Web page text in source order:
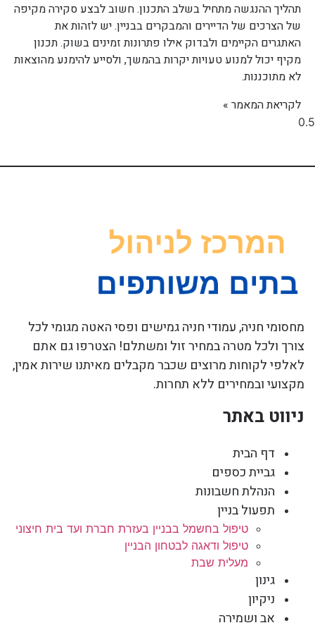
תהליך ההנגשה מתחיל בשלב התכנון. חשוב לבצע סקירה מקיפה
של הצרכים של הדיירים והמבקרים בבניין. יש לזהות את
האתגרים הקיימים ולבדוק אילו פתרונות זמינים בשוק. תכנון
מקיף יכול למנוע טעויות יקרות בהמשך, ולסייע להימנע מהוצאות
לא מתוכננות.
לקריאת המאמר »
מחסומי חניה, עמודי חניה גמישים ופסי האטה מגומי לכל
צורך ולכל מטרה במחיר זול ומשתלם! הצטרפו גם אתם
לאלפי לקוחות מרוצים שכבר מקבלים מאיתנו שירות אמין,
מקצועי ובמחירים ללא תחרות.
ניווט באתר
דף הבית
גביית כספים
הנהלת חשבונות
תפעול בניין
טיפול בחשמל בבניין בעזרת חברת ועד בית חיצוני
טיפול ודאגה לבטחון הבניין
מעלית שבת
גינון
ניקיון
אב ושמירה